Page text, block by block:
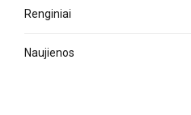
Renginiai
Naujienos